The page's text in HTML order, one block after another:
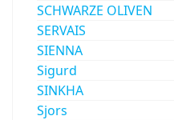
SCHWARZE OLIVEN
SERVAIS
SIENNA
Sigurd
SINKHA
Sjors